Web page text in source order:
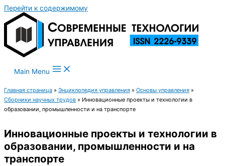
Перейти к содержимому
Main Menu
Главная страница » Энциклопедия управления » Основы управления »
Сборники научных трудов » Инновационные проекты и технологии в
образовании, промышленности и на транспорте
Инновационные проекты и технологии в
образовании, промышленности и на
транспорте